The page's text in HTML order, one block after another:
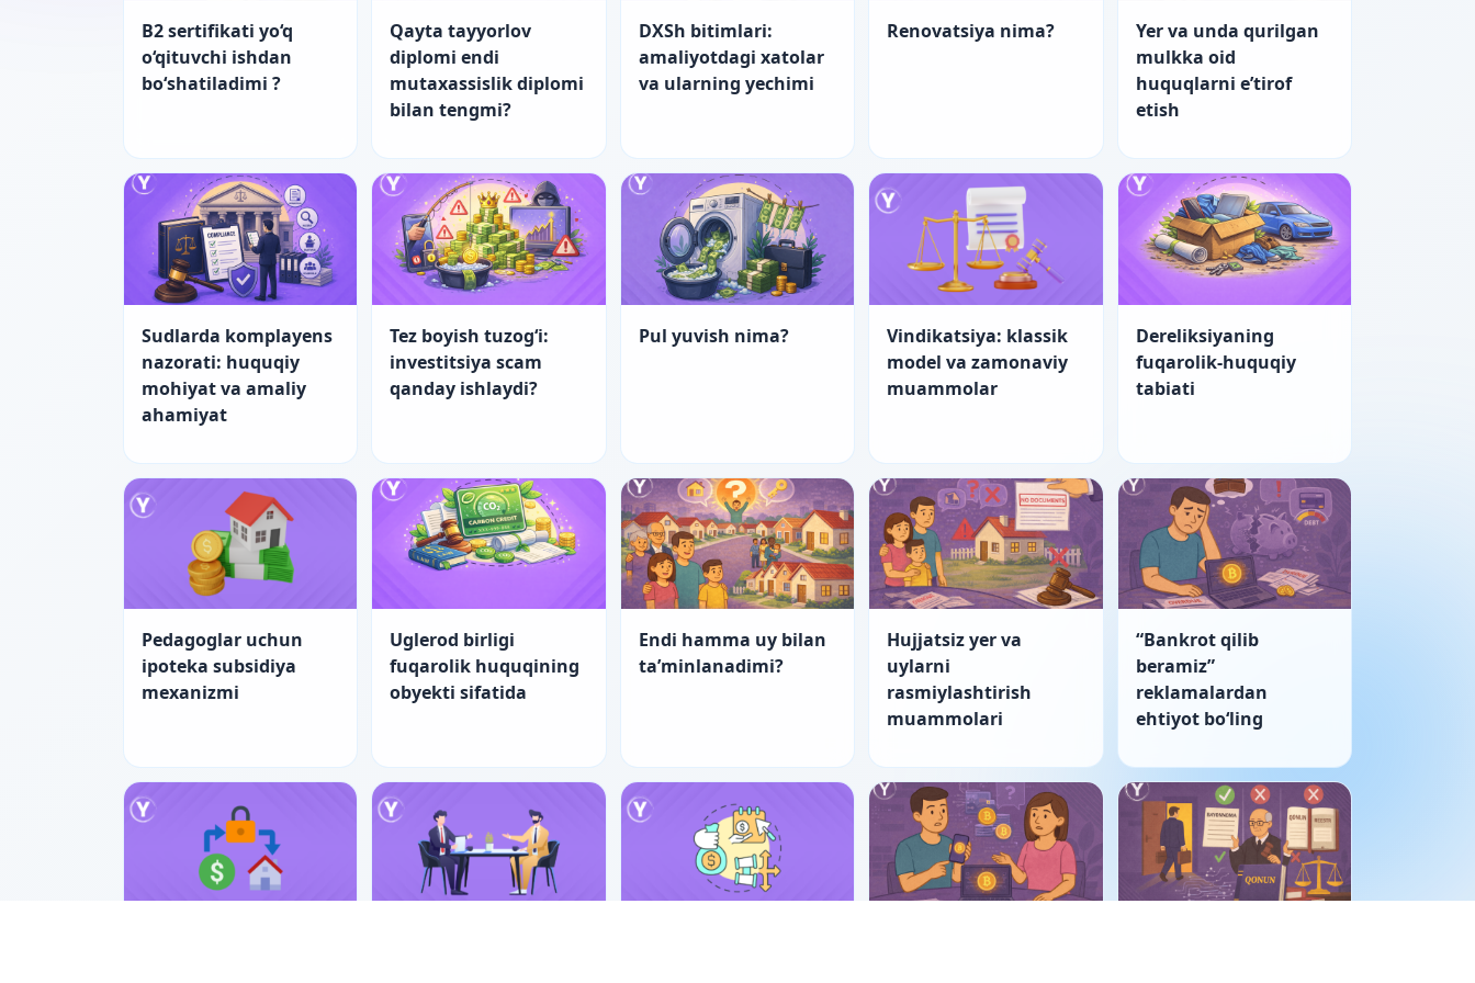
B2 sertifikati yo‘q
o‘qituvchi ishdan
bo‘shatiladimi ?
Qayta tayyorlov
diplomi endi
mutaxassislik diplomi
bilan tengmi?
DXSh bitimlari:
amaliyotdagi xatolar
va ularning yechimi
Renovatsiya nima?
Yer va unda qurilgan
mulkka oid
huquqlarni e’tirof
etish
Sudlarda komplayens
nazorati: huquqiy
mohiyat va amaliy
ahamiyat
Tez boyish tuzog‘i:
investitsiya scam
qanday ishlaydi?
Pul yuvish nima?
Vindikatsiya: klassik
model va zamonaviy
muammolar
Dereliksiyaning
fuqarolik-huquqiy
tabiati
Pedagoglar uchun
ipoteka subsidiya
mexanizmi
Uglerod birligi
fuqarolik huquqining
obyekti sifatida
Endi hamma uy bilan
ta’minlanadimi?
Hujjatsiz yer va
uylarni
rasmiylashtirish
muammolari
“Bankrot qilib
beramiz”
reklamalardan
ehtiyot boʻling